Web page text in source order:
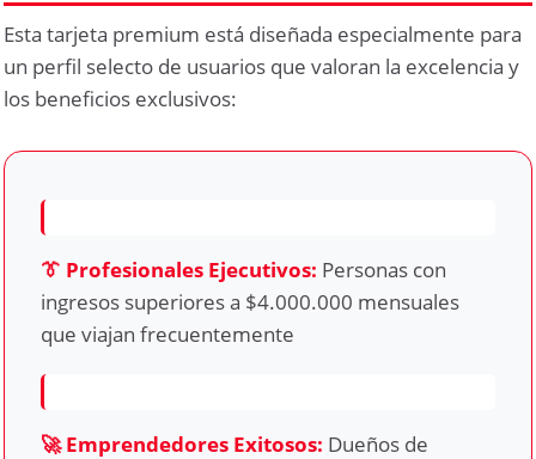
Esta tarjeta premium está diseñada especialmente para
un perfil selecto de usuarios que valoran la excelencia y
los beneficios exclusivos:
👔 Profesionales Ejecutivos: Personas con
ingresos superiores a $4.000.000 mensuales
que viajan frecuentemente
🚀 Emprendedores Exitosos: Dueños de